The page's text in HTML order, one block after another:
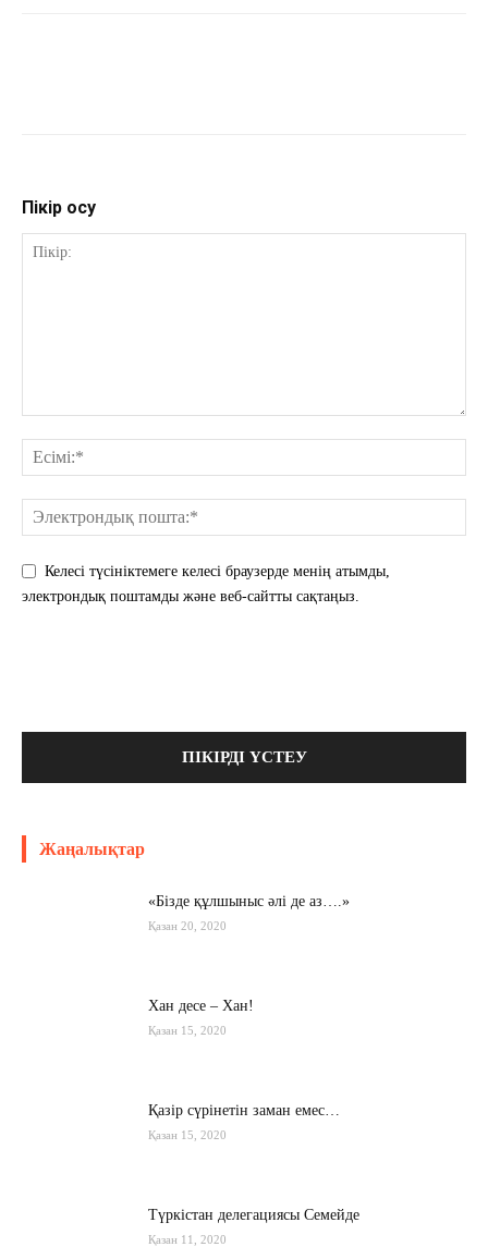
Пікір қосу
Келесі түсініктемеге келесі браузерде менің атымды,
электрондық поштамды және веб-сайтты сақтаңыз.
Жаңалықтар
«Бізде құлшыныс әлі де аз….»
Қазан 20, 2020
Хан десе – Хан!
Қазан 15, 2020
Қазір сүрінетін заман емес…
Қазан 15, 2020
Түркістан делегациясы Семейде
Қазан 11, 2020